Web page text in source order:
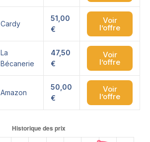
Cardy
51,00
€
Voir
l’offre
La
Bécanerie
47,50
€
Voir
l’offre
Amazon
50,00
€
Voir
l’offre